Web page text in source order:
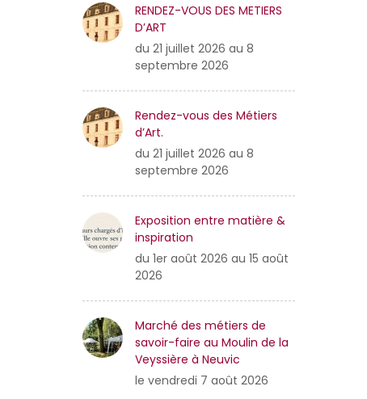
RENDEZ-VOUS DES METIERS
D’ART
du 21 juillet 2026 au 8
septembre 2026
Rendez-vous des Métiers
d’Art.
du 21 juillet 2026 au 8
septembre 2026
Exposition entre matière &
inspiration
du 1er août 2026 au 15 août
2026
Marché des métiers de
savoir-faire au Moulin de la
Veyssière à Neuvic
le vendredi 7 août 2026